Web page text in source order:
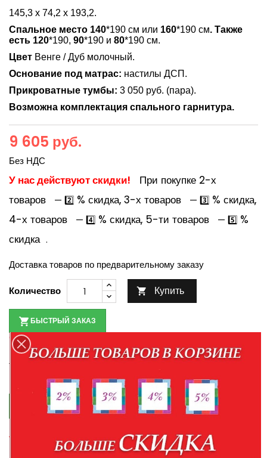
145,3 х 74,2 х 193,2.
Спальное место 140*190 см или 160*190 см. Также
есть 120*190, 90*190 и 80*190 см.
Цвет Венге / Дуб молочный.
Основание под матрас: настилы ДСП.
Прикроватные тумбы: 3 050 руб. (пара).
Возможна комплектация спального гарнитура.
9 605 руб.
Без НДС
У нас действуют скидки!
При покупке 2-х
товаров
— 2️⃣ % скидка, 3-х товаров — 3️⃣ % скидка,
4-х товаров
— 4️⃣ % скидка, 5-ти товаров — 5️⃣ %
скидка .
Доставка товаров по предварительному заказу
Количество  Купить
БЫСТРЫЙ ЗАКАЗ
Оплата при получении товара
По наличию товара уточняйте у менеджеров по
телефонам:
+7-904-094-99-99
КУПИТЬ В КРЕДИТ